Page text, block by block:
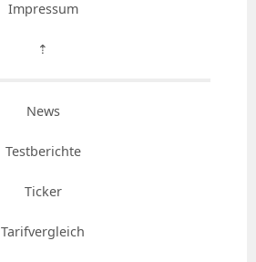
Impressum
⇡
News
Testberichte
Ticker
Tarifvergleich